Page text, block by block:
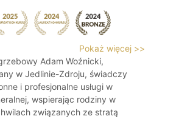
Pokaż więcej >>
Adam Woźnicki,
w Jedlinie-Zdroju, świadczy
i profesjonalne usługi w
wspierając rodziny w
związanych ze stratą